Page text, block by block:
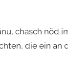
chasch
die ein an